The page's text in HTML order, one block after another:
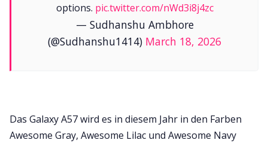
options. pic.twitter.com/nWd3i8j4zc
— Sudhanshu Ambhore
(@Sudhanshu1414) March 18, 2026
Das Galaxy A57 wird es in diesem Jahr in den Farben
Awesome Gray, Awesome Lilac und Awesome Navy